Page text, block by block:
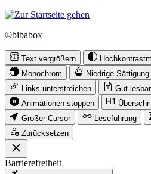
©bibabox
Text vergrößern
Monochrom
Niedrige Sättigung
Links unterstreichen
Gut
Animationen stoppen
Großer Cursor
Leseführung
Zurücksetzen
Barrierefreiheit